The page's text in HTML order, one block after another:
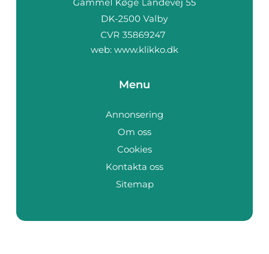
web: www.klikko.dk
Menu
Annonsering
Om oss
Cookies
Kontakta oss
Sitemap